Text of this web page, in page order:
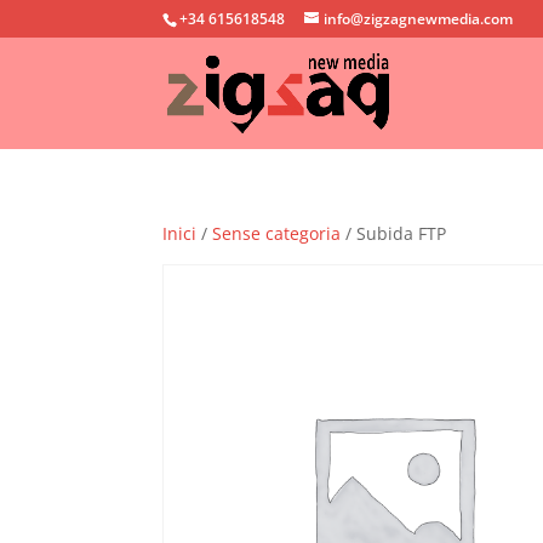
+34 615618548 info@zigzagnewmedia.com
Inici /Sense categoria / Subida FTP